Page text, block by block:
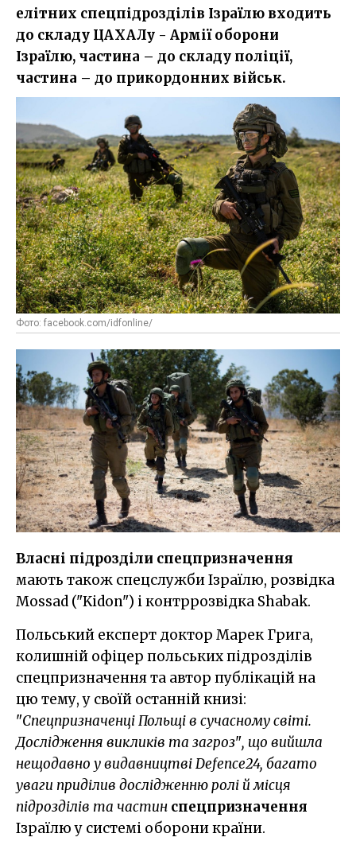
елітних спецпідрозділів Ізраїлю входить
до складу ЦАХАЛу - Армії оборони
Ізраїлю, частина – до складу поліції,
частина – до прикордонних військ.
Фото: facebook.com/idfonline/
Власні підрозділи спецпризначення
мають також спецслужби Ізраїлю, розвідка
Mossad ("Kidon") і контррозвідка Shabak.
Польський експерт доктор Марек Грига,
колишній офіцер польських підрозділів
спецпризначення та автор публікацій на
цю тему, у своїй останній книзі:
"Спецпризначенці Польщі в сучасному світі.
Дослідження викликів та загроз", що вийшла
нещодавно у видавництві Defence24, багато
уваги приділив дослідженню ролі й місця
підрозділів та частин спецпризначення
Ізраїлю у системі оборони країни.